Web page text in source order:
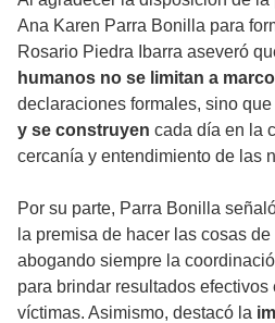
Ana Karen Parra Bonilla para
Rosario Piedra Ibarra aseveró
humanos no se limitan a
declaraciones formales, sino que
y se construyen cada día en la
cercanía y entendimiento de las
Por su parte, Parra Bonilla
la premisa de hacer las cosas
abogando siempre la
para brindar resultados
víctimas. Asimismo, destacó la